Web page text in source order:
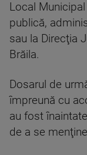
Local
publică,
sau la Direcţia
Brăila.
Dosarul de
împreună cu
au fost
de a se